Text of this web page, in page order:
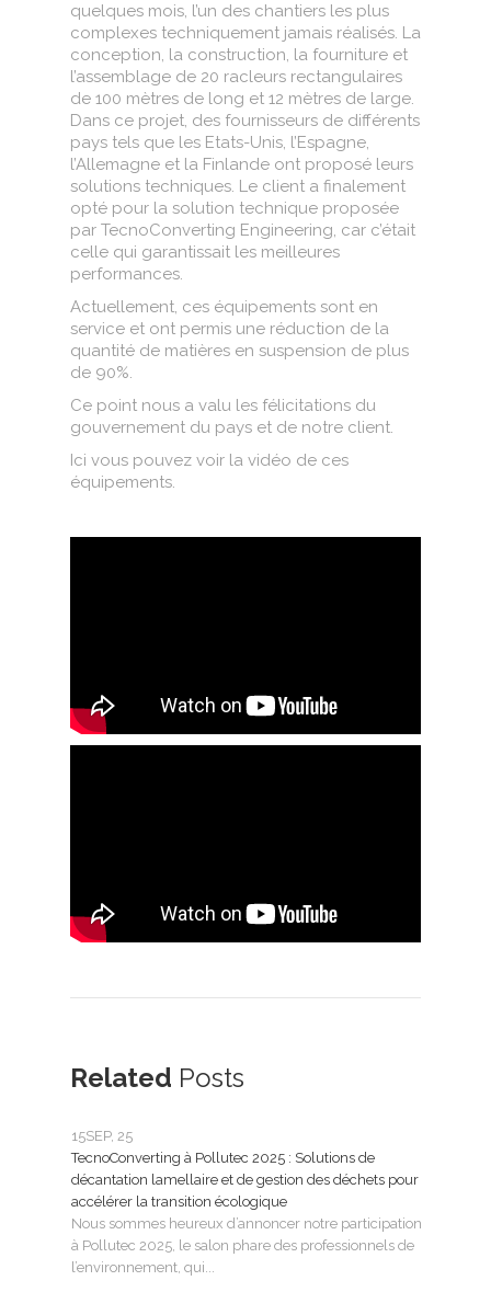
quelques mois, l’un des chantiers les plus
complexes techniquement jamais réalisés. La
conception, la construction, la fourniture et
l’assemblage de 20 racleurs rectangulaires
de 100 mètres de long et 12 mètres de large.
Dans ce projet, des fournisseurs de différents
pays tels que les Etats-Unis, l’Espagne,
l’Allemagne et la Finlande ont proposé leurs
solutions techniques. Le client a finalement
opté pour la solution technique proposée
par TecnoConverting Engineering, car c’était
celle qui garantissait les meilleures
performances.
Actuellement, ces équipements sont en
service et ont permis une réduction de la
quantité de matières en suspension de plus
de 90%.
Ce point nous a valu les félicitations du
gouvernement du pays et de notre client.
Ici vous pouvez voir la vidéo de ces
équipements.
Related Posts
15SEP, 25
TecnoConverting à Pollutec 2025 : Solutions de
décantation lamellaire et de gestion des déchets pour
accélérer la transition écologique
Nous sommes heureux d’annoncer notre participation
à Pollutec 2025, le salon phare des professionnels de
l’environnement, qui...